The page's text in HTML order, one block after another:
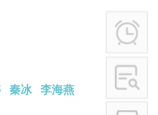
秦冰
李海燕